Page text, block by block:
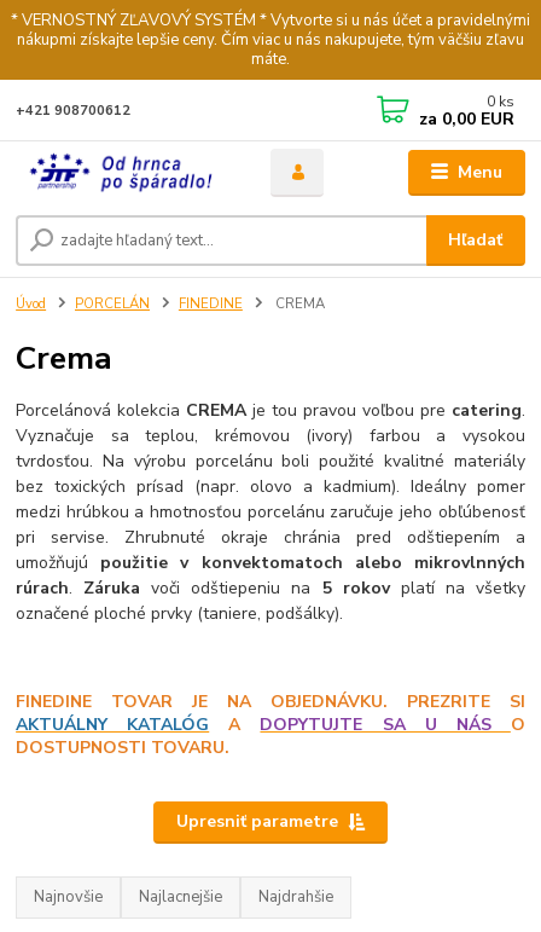
* VERNOSTNÝ ZĽAVOVÝ SYSTÉM * Vytvorte si u nás účet a pravidelnými
nákupmi získajte lepšie ceny. Čím viac u nás nakupujete, tým väčšiu zľavu
máte.
Menu
Hľadať
+421 908700612 0 ks
za 0,00 EUR
Úvod PORCELÁN FINEDINE CREMA
Crema
Porcelánová kolekcia CREMAje tou pravou voľbou pre catering.
Vyznačuje sa teplou, krémovou (ivory) farbou a vysokou
tvrdosťou. Na výrobu porcelánu boli použité kvalitné materiály
bez toxických prísad (napr. olovo a kadmium). Ideálny pomer
medzi hrúbkou a hmotnosťou porcelánu zaručuje jeho obľúbenosť
pri servise. Zhrubnuté okraje chránia pred odštiepením a
umožňujú použitie v konvektomatoch alebo mikrovlnných
rúrach. Záruka voči odštiepeniu na 5 rokovplatí na všetky
označené ploché prvky (taniere, podšálky).
FINEDINE TOVAR JE NA OBJEDNÁVKU. PREZRITE SI
AKTUÁLNY KATALÓG A DOPYTUJTE SA U NÁS O
DOSTUPNOSTI TOVARU.
Upresniť parametre
Najnovšie Najlacnejšie Najdrahšie